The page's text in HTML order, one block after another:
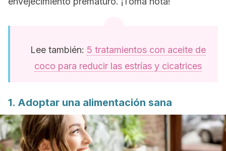
Lee también: 5 tratamientos con aceite de
coco para reducir las estrías y cicatrices
1. Adoptar una alimentación sana